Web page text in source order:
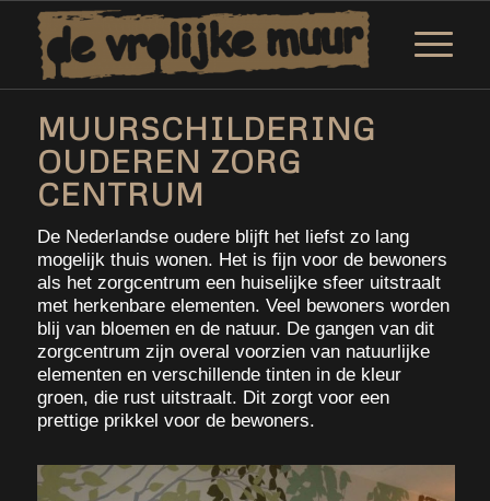
MUURSCHILDERING
OUDEREN ZORG
CENTRUM
De Nederlandse oudere blijft het liefst zo lang
mogelijk thuis wonen. Het is fijn voor de bewoners
als het zorgcentrum een huiselijke sfeer uitstraalt
met herkenbare elementen. Veel bewoners worden
blij van bloemen en de natuur. De gangen van dit
zorgcentrum zijn overal voorzien van natuurlijke
elementen en verschillende tinten in de kleur
groen, die rust uitstraalt. Dit zorgt voor een
prettige prikkel voor de bewoners.